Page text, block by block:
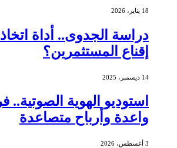
18 يناير، 2026
دراسة الجدوى.. أداة
إقناع المستثمرين؟
14 ديسمبر، 2025
استوديو الهوية الصوتية..
واعدة وأرباح متصاعدة
3 أغسطس، 2026